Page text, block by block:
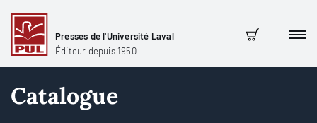
Presses de l'Université Laval
Éditeur depuis 1950
Panier
Catalogue